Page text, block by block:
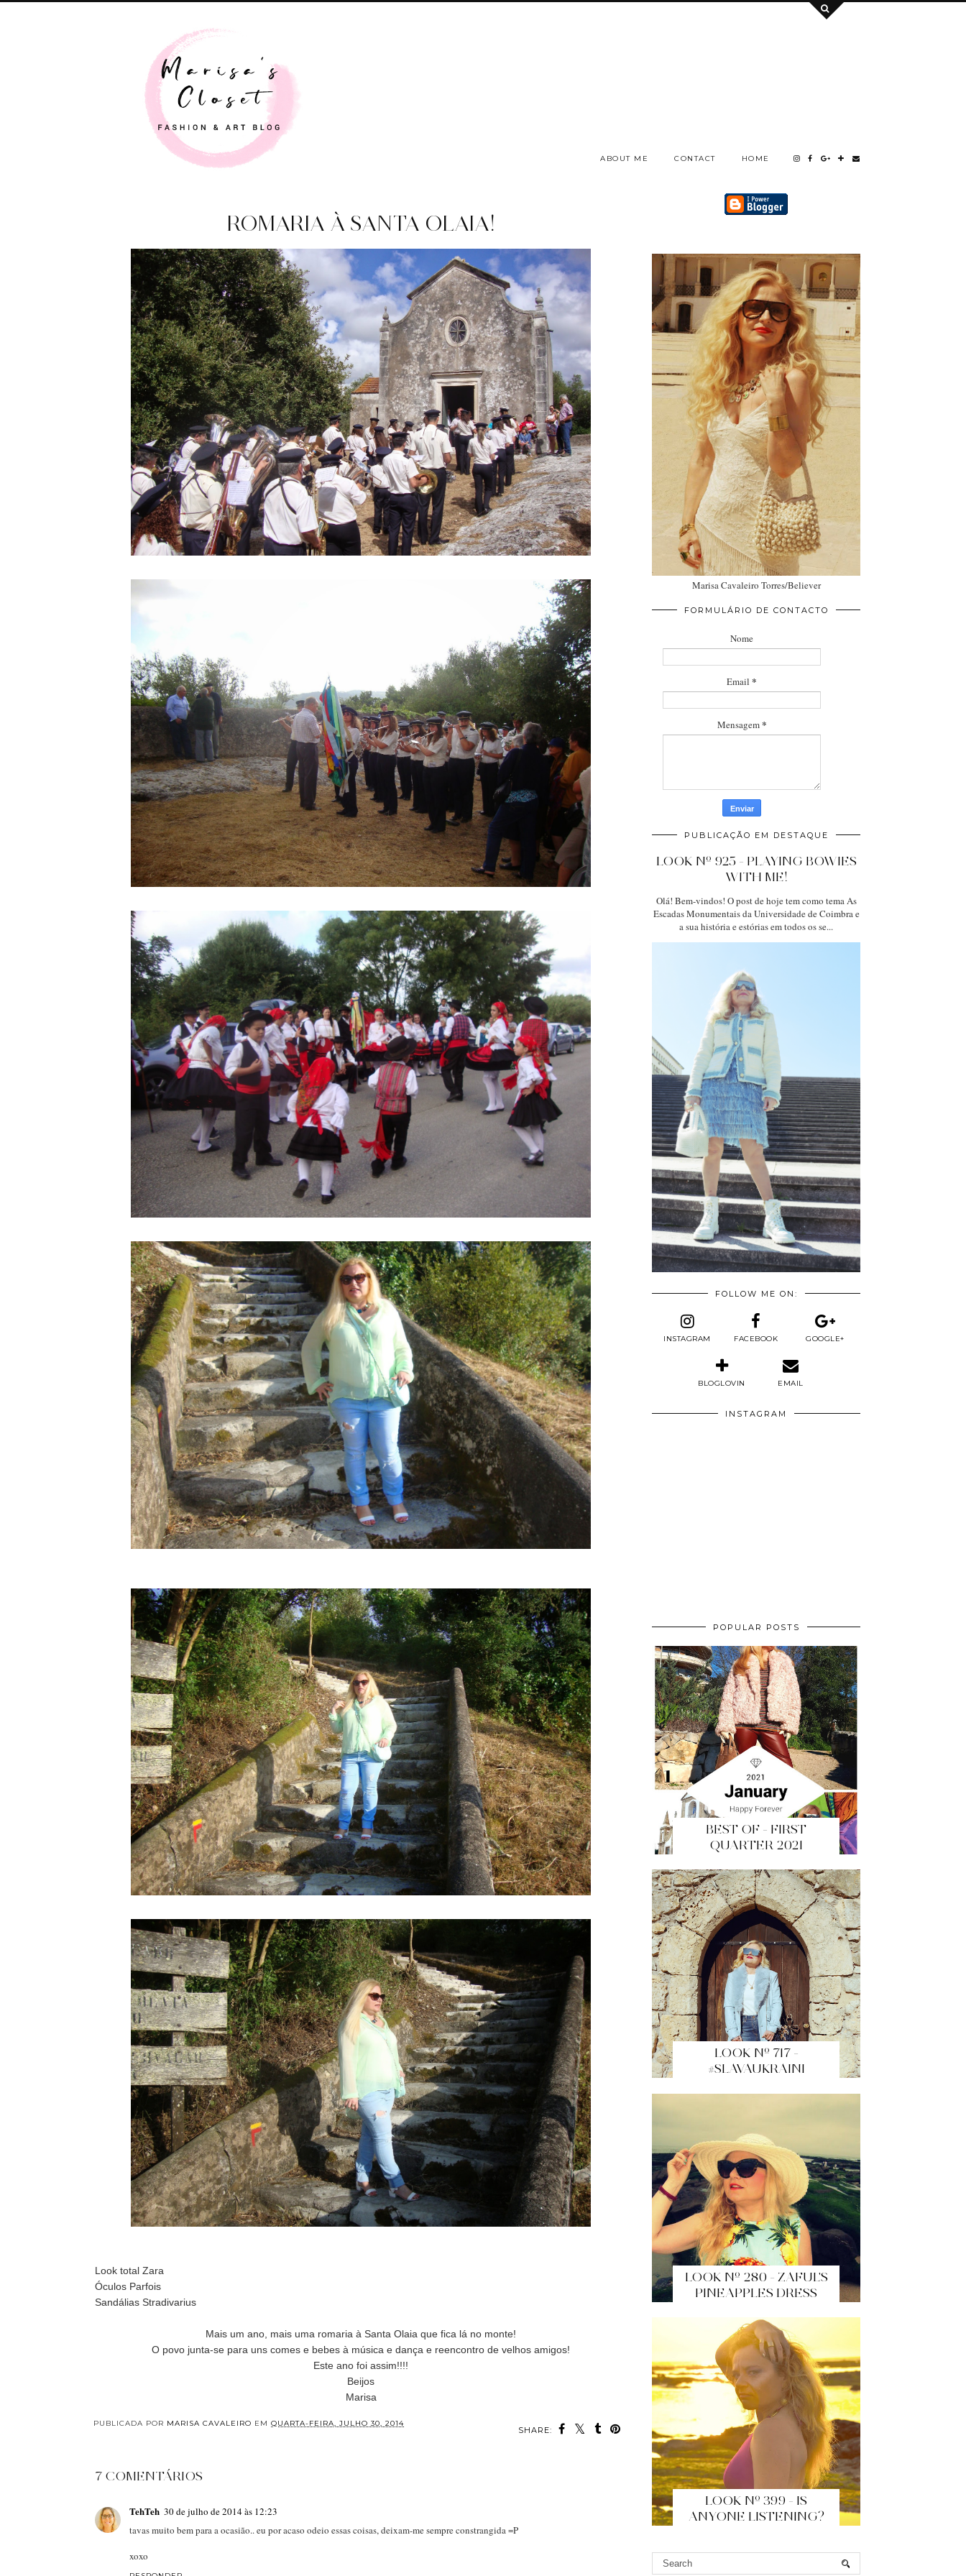
ABOUT ME CONTACT HOME
ROMARIA À SANTA OLAIA!
Look total Zara
Óculos Parfois
Sandálias Stradivarius
Mais um ano, mais uma romaria à Santa Olaia que fica lá no monte!
O povo junta-se para uns comes e bebes à música e dança e reencontro de velhos amigos!
Este ano foi assim!!!!
Beijos
Marisa
SHARE:
PUBLICADA POR MARISA CAVALEIRO EM QUARTA-FEIRA, JULHO 30, 2014
7 COMENTÁRIOS
TehTeh 30 de julho de 2014 às 12:23
tavas muito bem para a ocasião.. eu por acaso odeio essas coisas, deixam-me sempre constrangida =P
xoxo
Marisa Cavaleiro Torres/Believer
FORMULÁRIO DE CONTACTO
Nome
Email *
Mensagem*
PUBLICAÇÃO EM DESTAQUE
LOOK Nº 925 - PLAYING BOWIES
WITH ME!
Olá! Bem-vindos! O post de hoje tem como tema As
Escadas Monumentais da Universidade de Coimbra e
a sua história e estórias em todos os se...
FOLLOW ME ON:
INSTAGRAM FACEBOOK GOOGLE+
BLOGLOVIN EMAIL
INSTAGRAM
POPULAR POSTS
BEST OF - FIRST
QUARTER 2021
LOOK Nº 717 -
#SLAVAUKRAINI
LOOK Nº 280 - ZAFUL'S
PINEAPPLES DRESS
LOOK Nº 399 - IS
ANYONE LISTENING?